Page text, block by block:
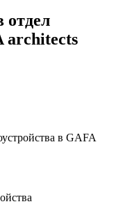
отдел
architects